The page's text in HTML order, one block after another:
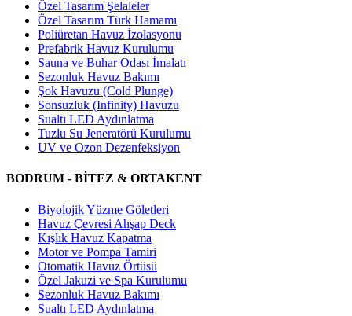
Özel Tasarım Şelaleler
Özel Tasarım Türk Hamamı
Poliüretan Havuz İzolasyonu
Prefabrik Havuz Kurulumu
Sauna ve Buhar Odası İmalatı
Sezonluk Havuz Bakımı
Şok Havuzu (Cold Plunge)
Sonsuzluk (Infinity) Havuzu
Sualtı LED Aydınlatma
Tuzlu Su Jeneratörü Kurulumu
UV ve Ozon Dezenfeksiyon
BODRUM - BİTEZ & ORTAKENT
Biyolojik Yüzme Göletleri
Havuz Çevresi Ahşap Deck
Kışlık Havuz Kapatma
Motor ve Pompa Tamiri
Otomatik Havuz Örtüsü
Özel Jakuzi ve Spa Kurulumu
Sezonluk Havuz Bakımı
Sualtı LED Aydınlatma